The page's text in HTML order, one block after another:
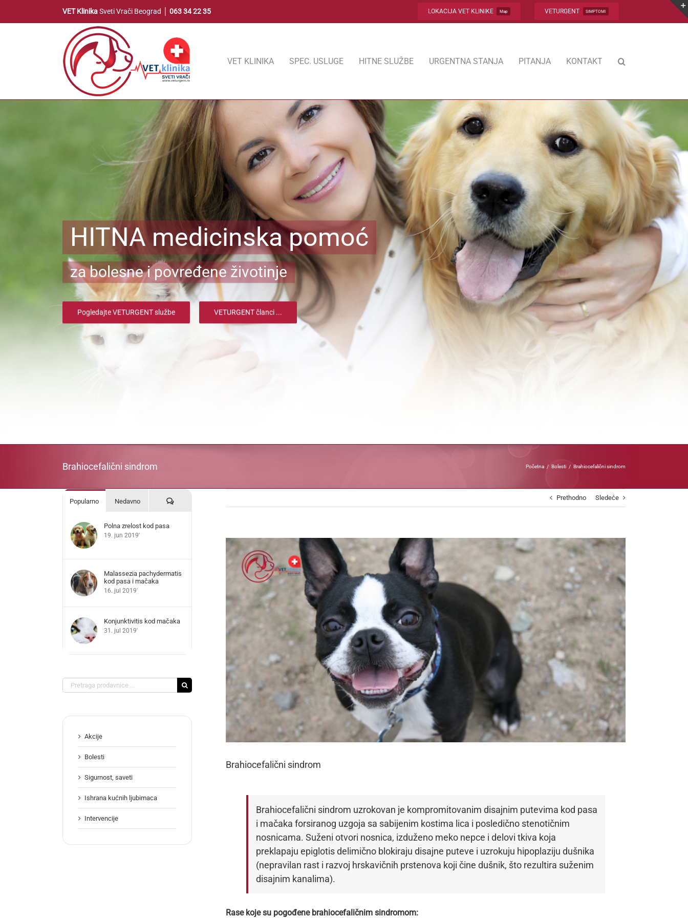
content
VET KlinikaSveti Vrači Beograd │ 063 34 22 35 LOKACIJA VET KLINIKE Map VETURGENT SIMPTOMI
VET KLINIKA SPEC. USLUGE HITNE SLUŽBE URGENTNA STANJA PITANJA KONTAKT
HITNA medicinska pomoć
za bolesne i povređene životinje
Pogledajte VETURGENT službe VETURGENT članci ...
Brahiocefalični sindrom Početna Bolesti Brahiocefalični sindrom
Prethodno Sledeće
View
Larger
Image
Brahiocefalični sindrom
Brahiocefalični sindrom uzrokovan je kompromitovanim disajnim putevima kod pasa
i mačaka forsiranog uzgoja sa sabijenim kostima lica i posledično stenotičnim
nosnicama. Suženi otvori nosnica, izduženo meko nepce i delovi tkiva koja
preklapaju epiglotis delimično blokiraju disajne puteve i uzrokuju hipoplaziju dušnika
(nepravilan rast i razvoj hrskavičnih prstenova koji čine dušnik, što rezultira suženim
disajnim kanalima).
Rase koje su pogođene brahiocefaličnim sindromom:
Popularno Nedavno Komentari
Polna zrelost kod pasa
19. jun 2019'
Malassezia pachydermatis
kod pasa i mačaka
16. jul 2019'
Konjunktivitis kod mačaka
31. jul 2019'
Search
for:
Akcije
Bolesti
Sigurnost, saveti
Ishrana kućnih ljubimaca
Intervencije